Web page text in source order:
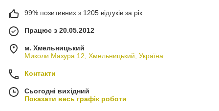
99% позитивних з 1205 відгуків за рік
Працює з 20.05.2012
м. Хмельницький
Миколи Мазура 12, Хмельницький, Україна
Контакти
Сьогодні вихідний
Показати весь графік роботи